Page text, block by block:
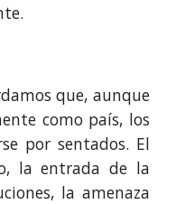
que, aunque
como país, los
por sentados. El
la entrada de la
la amenaza